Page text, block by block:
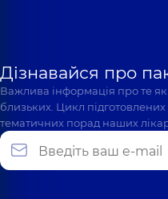
Дізнавайся про
Важлива інформація про те
близьких. Цикл
тематичних порад наших